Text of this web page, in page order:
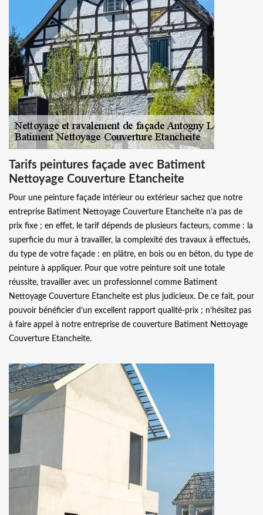
Tarifs peintures façade avec Batiment
Nettoyage Couverture Etancheite
Pour une peinture façade intérieur ou extérieur sachez que notre
entreprise Batiment Nettoyage Couverture Etancheite n’a pas de
prix fixe ; en effet, le tarif dépends de plusieurs facteurs, comme : la
superficie du mur à travailler, la complexité des travaux à effectués,
du type de votre façade : en plâtre, en bois ou en béton, du type de
peinture à appliquer. Pour que votre peinture soit une totale
réussite, travailler avec un professionnel comme Batiment
Nettoyage Couverture Etancheite est plus judicieux. De ce fait, pour
pouvoir bénéficier d’un excellent rapport qualité-prix ; n’hésitez pas
à faire appel à notre entreprise de couverture Batiment Nettoyage
Couverture Etancheite.